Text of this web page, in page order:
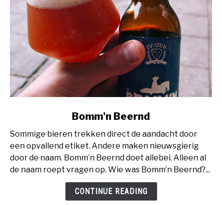
Bomm'n
Beernd
Bomm'n Beernd
Sommige bieren trekken direct de aandacht door
een opvallend etiket. Andere maken nieuwsgierig
door de naam. Bomm’n Beernd doet allebei. Alleen al
de naam roept vragen op. Wie was Bomm’n Beernd?...
CONTINUE READING